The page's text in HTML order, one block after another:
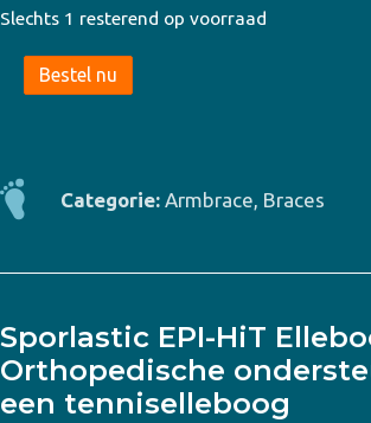
Slechts 1 resterend op voorraad
Sporlastic
EPI-
aantal
Bestel nu
Categorie: Armbrace, Braces
Sporlastic EPI-HiT
Orthopedische
een tenniselleboog